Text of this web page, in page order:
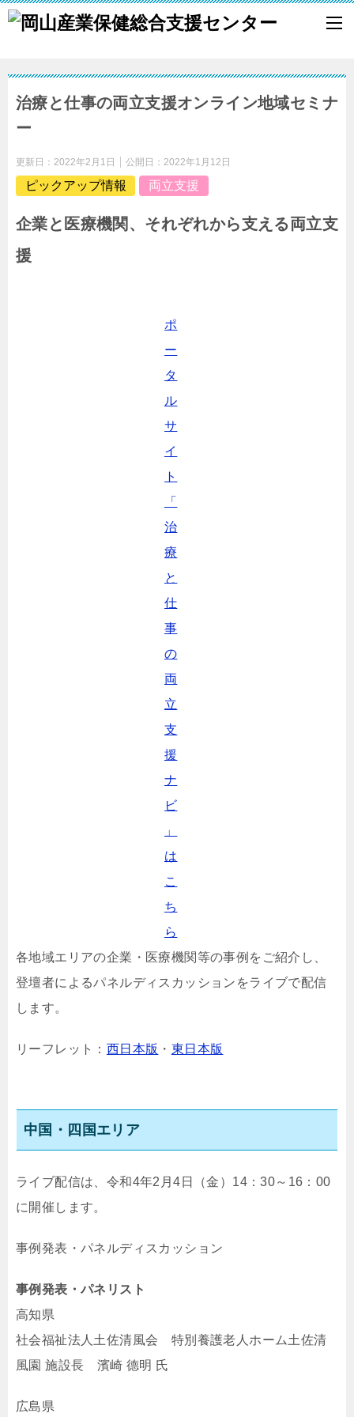
治療と仕事の両立支援オンライン地域セミナ
ー
更新日： 2022年2月1日 公開日： 2022年1月12日
ピックアップ情報 両立支援
企業と医療機関、それぞれから支える両立支
援
ポ
ー
タ
ル
サ
イ
ト
「
治
療
と
仕
事
の
両
立
支
援
ナ
ビ
」
は
こ
ち
ら
各地域エリアの企業・医療機関等の事例をご紹介し、
登壇者によるパネルディスカッションをライブで配信
します。
リーフレット： 西日本版 ・ 東日本版
中国・四国エリア
ライブ配信は、令和4年2月4日（金）14：30～16：00
に開催します。
事例発表・パネルディスカッション
事例発表・パネリスト
高知県
社会福祉法人土佐清風会 特別養護老人ホーム土佐清
風園 施設長 濱崎 德明 氏
広島県